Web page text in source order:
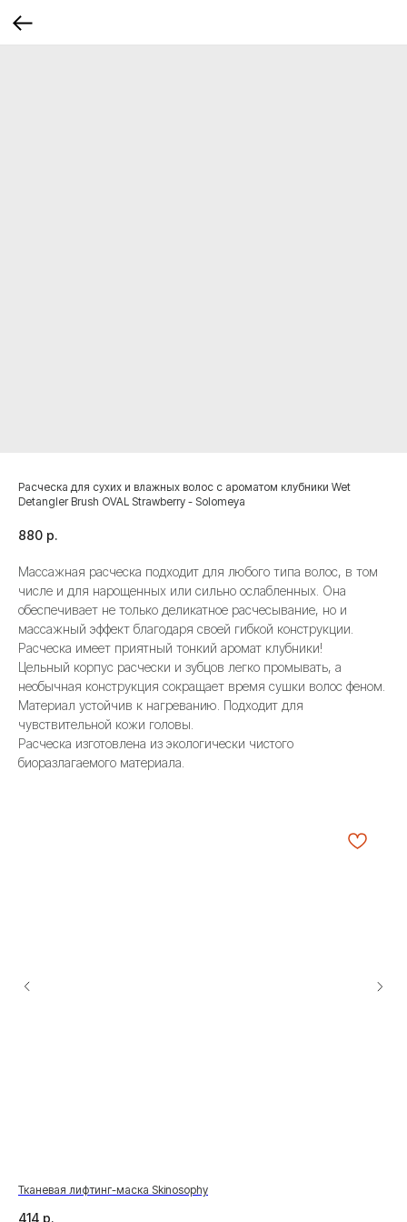
Расческа для сухих и влажных волос с ароматом клубники Wet
Detangler Brush OVAL Strawberry - Solomeya
880 р.
Массажная расческа подходит для любого типа волос, в том
числе и для нарощенных или сильно ослабленных. Она
обеспечивает не только деликатное расчесывание, но и
массажный эффект благодаря своей гибкой конструкции.
Расческа имеет приятный тонкий аромат клубники!
Цельный корпус расчески и зубцов легко промывать, а
необычная конструкция сокращает время сушки волос феном.
Материал устойчив к нагреванию. Подходит для
чувствительной кожи головы.
Расческа изготовлена из экологически чистого
биоразлагаемого материала.
Тканевая лифтинг-маска Skinosophy
414 р.